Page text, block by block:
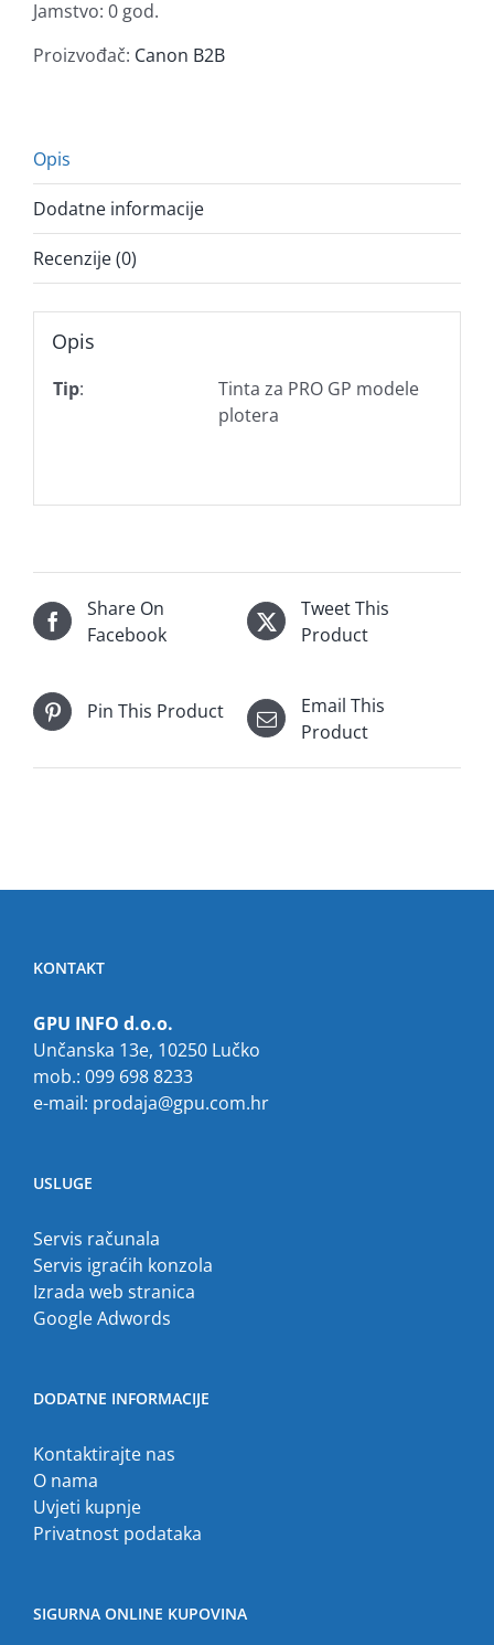
Jamstvo: 0 god.
Proizvođač: Canon B2B
Opis
Dodatne informacije
Recenzije (0)
Opis
Tip:
Tinta za PRO GP modele
plotera
Share On
Facebook
Tweet This
Product
Pin This Product
Email This
Product
KONTAKT
GPU INFO d.o.o.
Unčanska 13e, 10250 Lučko
mob.: 099 698 8233
e-mail: prodaja@gpu.com.hr
USLUGE
Servis računala
Servis igraćih konzola
Izrada web stranica
Google Adwords
DODATNE INFORMACIJE
Kontaktirajte nas
O nama
Uvjeti kupnje
Privatnost podataka
SIGURNA ONLINE KUPOVINA